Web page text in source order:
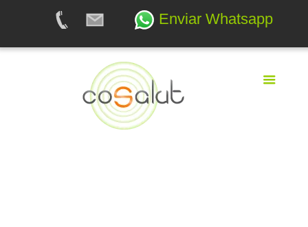
Enviar Whatsapp